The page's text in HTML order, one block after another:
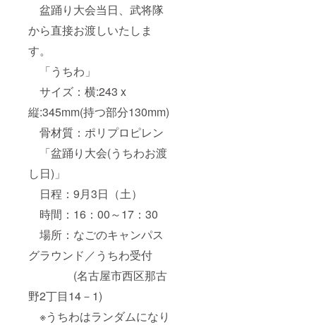
盆踊り大会当日、武将隊
から直接お渡しいたしま
す。
「うちわ」
サイズ：横:243 x
縦:345mm(持つ部分130mm)
骨材質：ポリプロピレン
「盆踊り大会(うちわお渡
し日)」
日程：9月3日（土）
時間：16：00～17：30
場所：なごのキャンパス
グラウンド／うちわ受付
(名古屋市西区那古
野2丁目14－1)
※うちわはランダムになり